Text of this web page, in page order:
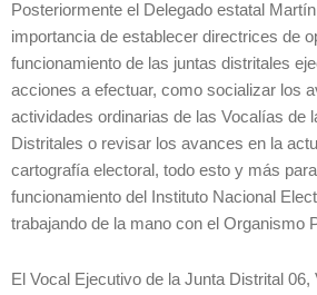
Posteriormente el Delegado estatal
importancia de establecer directrices de
funcionamiento de las juntas distritales
acciones a efectuar, como socializar los
actividades ordinarias de las Vocalías de
Distritales o revisar los avances en la
cartografía electoral, todo esto y más
funcionamiento del Instituto Nacional
trabajando de la mano con el Organismo
El Vocal Ejecutivo de la Junta Distrital